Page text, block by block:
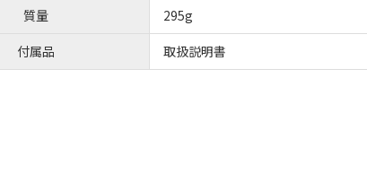
質量
295g
付属品
取扱説明書